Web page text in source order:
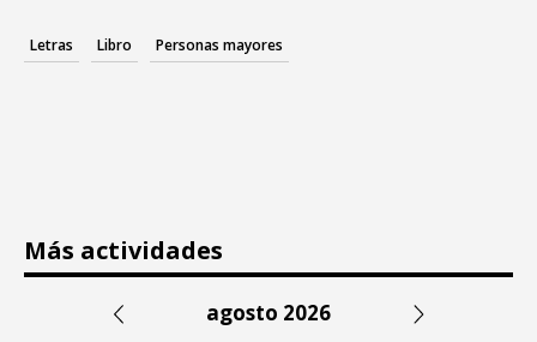
Letras Libro Personas mayores
Más actividades
agosto 2026